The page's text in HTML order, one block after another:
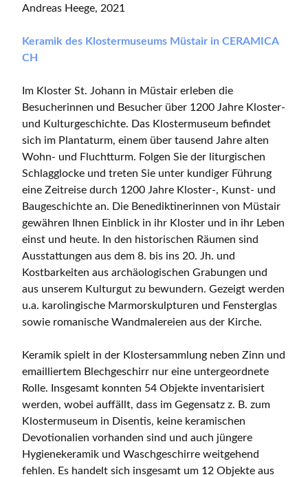
Andreas Heege, 2021
Keramik des Klostermuseums Müstair in CERAMICA
CH
Im Kloster St. Johann in Müstair erleben die
Besucherinnen und Besucher über 1200 Jahre Kloster-
und Kulturgeschichte. Das Klostermuseum befindet
sich im Plantaturm, einem über tausend Jahre alten
Wohn- und Fluchtturm. Folgen Sie der liturgischen
Schlagglocke und treten Sie unter kundiger Führung
eine Zeitreise durch 1200 Jahre Kloster-, Kunst- und
Baugeschichte an. Die Benediktinerinnen von Müstair
gewähren Ihnen Einblick in ihr Kloster und in ihr Leben
einst und heute. In den historischen Räumen sind
Ausstattungen aus dem 8. bis ins 20. Jh. und
Kostbarkeiten aus archäologischen Grabungen und
aus unserem Kulturgut zu bewundern. Gezeigt werden
u.a. karolingische Marmorskulpturen und Fensterglas
sowie romanische Wandmalereien aus der Kirche.
Keramik spielt in der Klostersammlung neben Zinn und
emailliertem Blechgeschirr nur eine untergeordnete
Rolle. Insgesamt konnten 54 Objekte inventarisiert
werden, wobei auffällt, dass im Gegensatz z. B. zum
Klostermuseum in Disentis, keine keramischen
Devotionalien vorhanden sind und auch jüngere
Hygienekeramik und Waschgeschirre weitgehend
fehlen. Es handelt sich insgesamt um 12 Objekte aus